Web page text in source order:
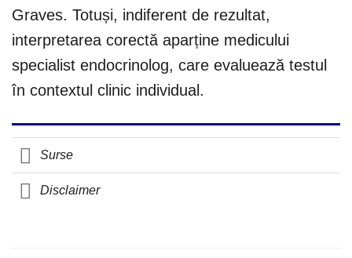
Graves. Totuși, indiferent de rezultat,
interpretarea corectă aparține medicului
specialist endocrinolog, care evaluează testul
în contextul clinic individual.
Surse
Disclaimer